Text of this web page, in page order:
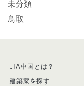
未分類
鳥取
JIA中国とは？
建築家を探す